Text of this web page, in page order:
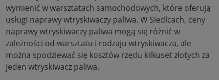
wymienić w warsztatach samochodowych, które oferują
usługi naprawy wtryskiwaczy paliwa. W Siedlcach, ceny
naprawy wtryskiwaczy paliwa mogą się różnić w
zależności od warsztatu i rodzaju wtryskiwacza, ale
można spodziewać się kosztów rzędu kilkuset złotych za
jeden wtryskiwacz paliwa.